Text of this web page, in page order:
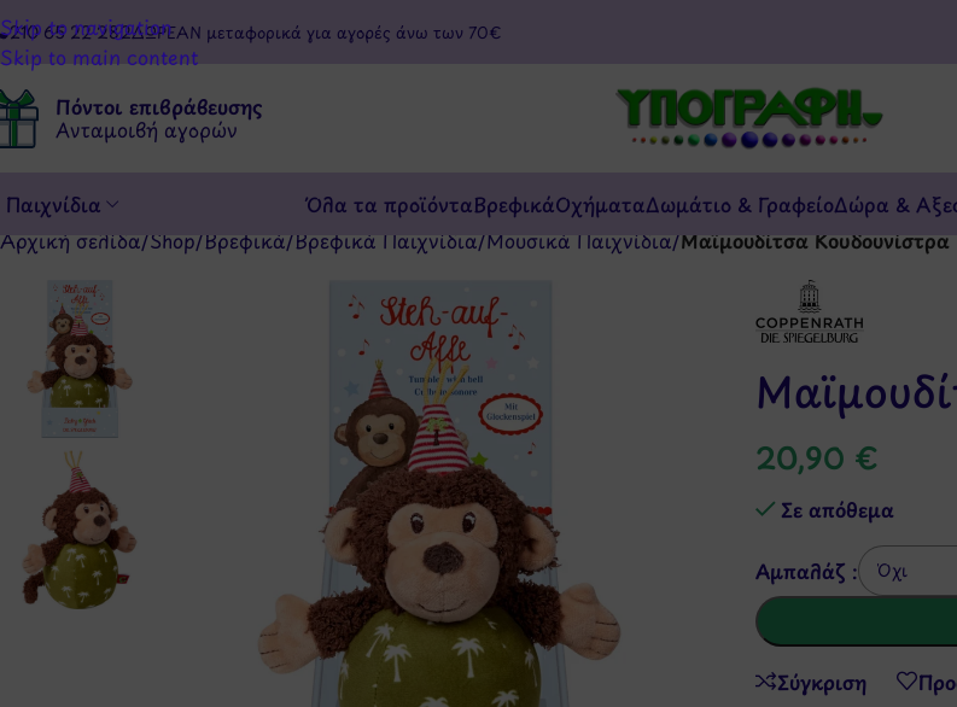
Skip to navigation
Skip to main content
210 65 22 282ΔΩΡΕΑΝ μεταφορικά για αγορές άνω των 70€
Πόντοι επιβράβευσης
Ανταμοιβή αγορών
Παιχνίδια Όλα τα προϊόνταΒρεφικάΟχήματαΔωμάτιο & ΓραφείοΔώρα &
Αρχική σελίδα/Shop/Βρεφικά/Βρεφικά Παιχνίδια/Μουσικά Παιχνίδια/Μαϊμουδίτσα Κουδουνίστρα
20,90 €
Σε απόθεμα
Αμπαλάζ :
Σύγκριση